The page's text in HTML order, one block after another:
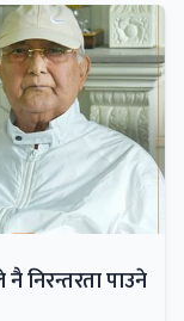
निरन्तरता पाउने